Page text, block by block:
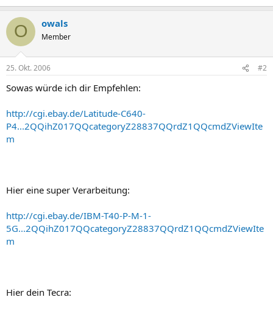
O owals
Member
25. Okt. 2006 #2
Sowas würde ich dir Empfehlen:
http://cgi.ebay.de/Latitude-C640-
P4...2QQihZ017QQcategoryZ28837QQrdZ1QQcmdZViewIte
m
Hier eine super Verarbeitung:
http://cgi.ebay.de/IBM-T40-P-M-1-
5G...2QQihZ017QQcategoryZ28837QQrdZ1QQcmdZViewIte
m
Hier dein Tecra: